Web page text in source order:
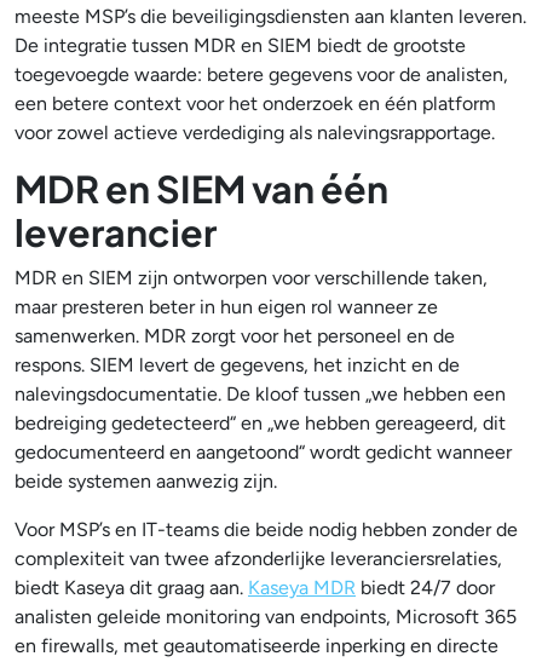
meeste MSP’s die beveiligingsdiensten aan klanten leveren.
De integratie tussen MDR en SIEM biedt de grootste
toegevoegde waarde: betere gegevens voor de analisten,
een betere context voor het onderzoek en één platform
voor zowel actieve verdediging als nalevingsrapportage.
MDR en SIEM van één
leverancier
MDR en SIEM zijn ontworpen voor verschillende taken,
maar presteren beter in hun eigen rol wanneer ze
samenwerken. MDR zorgt voor het personeel en de
respons. SIEM levert de gegevens, het inzicht en de
nalevingsdocumentatie. De kloof tussen „we hebben een
bedreiging gedetecteerd“ en „we hebben gereageerd, dit
gedocumenteerd en aangetoond“ wordt gedicht wanneer
beide systemen aanwezig zijn.
Voor MSP’s en IT-teams die beide nodig hebben zonder de
complexiteit van twee afzonderlijke leveranciersrelaties,
biedt Kaseya dit graag aan. Kaseya MDR biedt 24/7 door
analisten geleide monitoring van endpoints, Microsoft 365
en firewalls, met geautomatiseerde inperking en directe